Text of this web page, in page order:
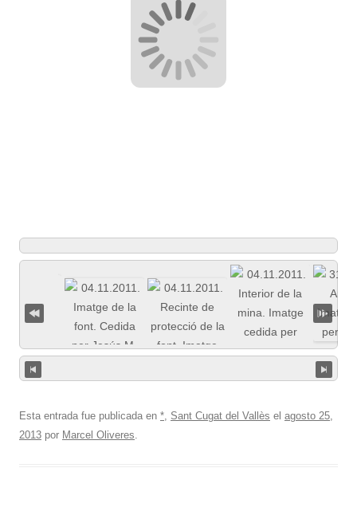
Esta entrada fue publicada en *, Sant Cugat del Vallès el agosto 25,
2013 por Marcel Oliveres.